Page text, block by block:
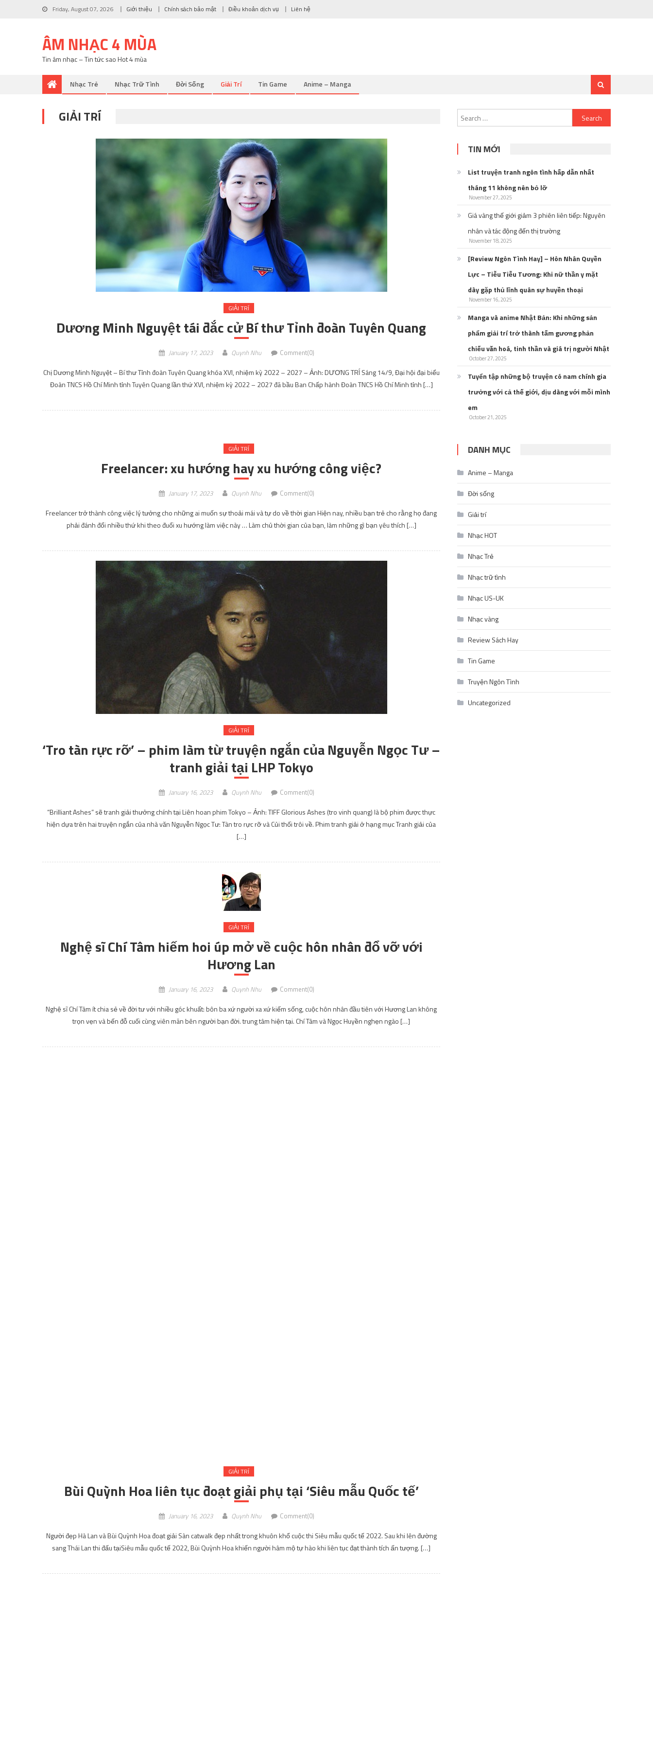
Friday, August 07, 2026 Giới thiệu Chính sách bảo mật Điều khoản dịch vụ Liên hệ
ÂM NHẠC 4 MÙA
Tin âm nhạc – Tin tức sao Hot 4 mùa
Nhạc Trẻ Nhạc Trữ Tình Đời Sống Giải Trí Tin Game Anime – Manga
GIẢI TRÍ
GIẢI TRÍ
Dương Minh Nguyệt tái đắc cử Bí thư Tỉnh đoàn Tuyên Quang
January 17, 2023 Quynh Nhu Comment(0)
Chị Dương Minh Nguyệt – Bí thư Tỉnh đoàn Tuyên Quang khóa XVI, nhiệm kỳ 2022 – 2027 – Ảnh: DƯƠNG TRÍ Sáng 14/9, Đại hội đại biểu
Đoàn TNCS Hồ Chí Minh tỉnh Tuyên Quang lần thứ XVI, nhiệm kỳ 2022 – 2027 đã bầu Ban Chấp hành Đoàn TNCS Hồ Chí Minh tỉnh […]
GIẢI TRÍ
Freelancer: xu hướng hay xu hướng công việc?
January 17, 2023 Quynh Nhu Comment(0)
Freelancer trở thành công việc lý tưởng cho những ai muốn sự thoải mái và tự do về thời gian Hiện nay, nhiều bạn trẻ cho rằng họ đang
phải đánh đổi nhiều thứ khi theo đuổi xu hướng làm việc này … Làm chủ thời gian của bạn, làm những gì bạn yêu thích […]
GIẢI TRÍ
‘Tro tàn rực rỡ’ – phim làm từ truyện ngắn của Nguyễn Ngọc Tư –
tranh giải tại LHP Tokyo
January 16, 2023 Quynh Nhu Comment(0)
“Brilliant Ashes” sẽ tranh giải thưởng chính tại Liên hoan phim Tokyo – Ảnh: TIFF Glorious Ashes (tro vinh quang) là bộ phim được thực
hiện dựa trên hai truyện ngắn của nhà văn Nguyễn Ngọc Tư: Tàn tro rực rỡ và Củi thối trôi về. Phim tranh giải ở hạng mục Tranh giải của
[…]
GIẢI TRÍ
Nghệ sĩ Chí Tâm hiếm hoi úp mở về cuộc hôn nhân đổ vỡ với
Hương Lan
January 16, 2023 Quynh Nhu Comment(0)
Nghệ sĩ Chí Tâm ít chia sẻ về đời tư với nhiều góc khuất: bôn ba xứ người xa xứ kiếm sống, cuộc hôn nhân đầu tiên với Hương Lan không
trọn vẹn và bến đỗ cuối cùng viên mãn bên người bạn đời. trung tâm hiện tại. Chí Tâm và Ngọc Huyền nghẹn ngào […]
GIẢI TRÍ
Bùi Quỳnh Hoa liên tục đoạt giải phụ tại ‘Siêu mẫu Quốc tế’
January 16, 2023 Quynh Nhu Comment(0)
Người đẹp Hà Lan và Bùi Quỳnh Hoa đoạt giải Sàn catwalk đẹp nhất trong khuôn khổ cuộc thi Siêu mẫu quốc tế 2022. Sau khi lên đường
sang Thái Lan thi đấu tạiSiêu mẫu quốc tế 2022, Bùi Quỳnh Hoa khiến người hâm mộ tự hào khi liên tục đạt thành tích ấn tượng. […]
Search
for:
TIN MỚI
List truyện tranh ngôn tình hấp dẫn nhất
tháng 11 không nên bỏ lỡ
November 27, 2025
Giá vàng thế giới giảm 3 phiên liên tiếp: Nguyên
nhân và tác động đến thị trường
November 18, 2025
[Review Ngôn Tình Hay] – Hôn Nhân Quyền
Lực – Tiễu Tiễu Tương: Khi nữ thần y mặt
dày gặp thủ lĩnh quân sự huyền thoại
November 16, 2025
Manga và anime Nhật Bản: Khi những sản
phẩm giải trí trở thành tấm gương phản
chiếu văn hoá, tinh thần và giá trị người Nhật
October 27, 2025
Tuyển tập những bộ truyện có nam chính gia
trưởng với cả thế giới, dịu dàng với mỗi mình
em
October 21, 2025
DANH MỤC
Anime – Manga
Đời sống
Giải trí
Nhạc HOT
Nhạc Trẻ
Nhạc trữ tình
Nhạc US-UK
Nhạc vàng
Review Sách Hay
Tin Game
Truyện Ngôn Tình
Uncategorized